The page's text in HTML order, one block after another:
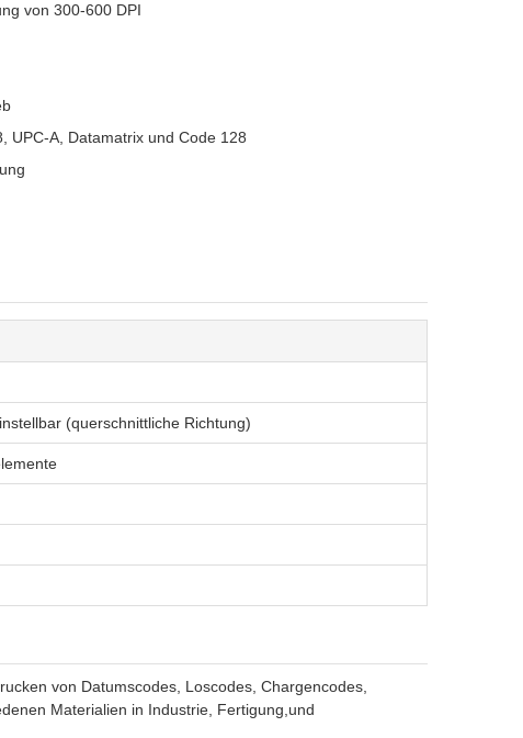
von 300-600 DPI
UPC-A, Datamatrix und Code 128
(querschnittliche Richtung)
von Datumscodes, Loscodes, Chargencodes,
Materialien in Industrie, Fertigung,und